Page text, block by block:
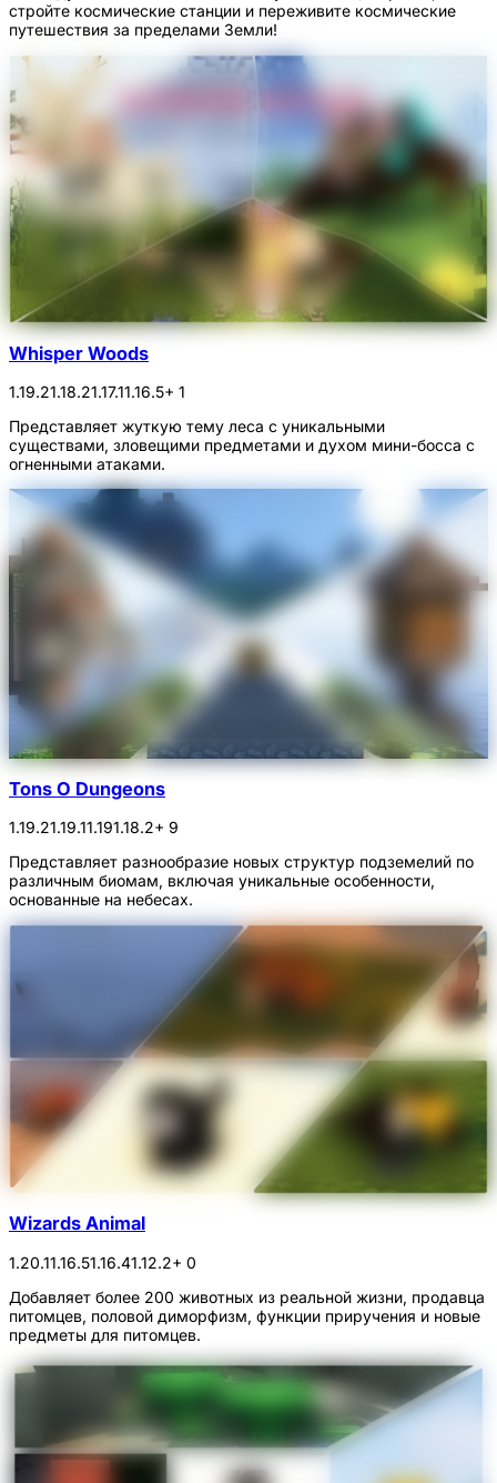
стройте космические станции и переживите космические
путешествия за пределами Земли!
Whisper Woods
1.19.21.18.21.17.11.16.5+ 1
Представляет жуткую тему леса с уникальными
существами, зловещими предметами и духом мини-босса с
огненными атаками.
Tons O Dungeons
1.19.21.19.11.191.18.2+ 9
Представляет разнообразие новых структур подземелий по
различным биомам, включая уникальные особенности,
основанные на небесах.
Wizards Animal
1.20.11.16.51.16.41.12.2+ 0
Добавляет более 200 животных из реальной жизни, продавца
питомцев, половой диморфизм, функции приручения и новые
предметы для питомцев.